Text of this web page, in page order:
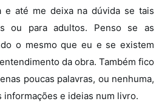
e até me deixa na dúvida se tais
ou para adultos. Penso se as
o mesmo que eu e se existem
da obra. Também fico
poucas palavras, ou nenhuma,
informações e ideias num livro.